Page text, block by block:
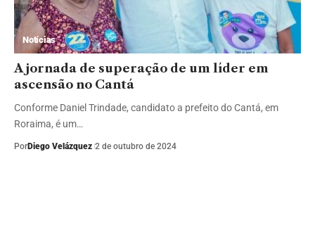
Notícias
A jornada de superação de um líder em
ascensão no Cantá
Conforme Daniel Trindade, candidato a prefeito do Cantá, em
Roraima, é um…
PorDiego Velázquez 2 de outubro de 2024